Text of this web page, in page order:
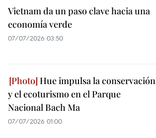
Vietnam da un paso clave hacia una
economía verde
07/07/2026 03:50
Hue impulsa la conservación
y el ecoturismo en el Parque
Nacional Bach Ma
07/07/2026 01:00